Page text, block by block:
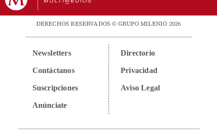
DERECHOS RESERVADOS © GRUPO MILENIO 2026
Newsletters
Contáctanos
Suscripciones
Anúnciate
Directorio
Privacidad
Aviso Legal